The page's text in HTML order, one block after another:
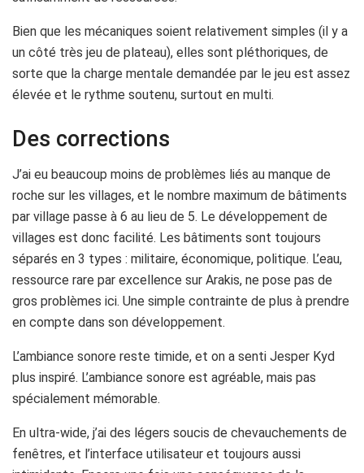
Bien que les mécaniques soient relativement simples (il y a
un côté très jeu de plateau), elles sont pléthoriques, de
sorte que la charge mentale demandée par le jeu est assez
élevée et le rythme soutenu, surtout en multi.
Des corrections
J’ai eu beaucoup moins de problèmes liés au manque de
roche sur les villages, et le nombre maximum de bâtiments
par village passe à 6 au lieu de 5. Le développement de
villages est donc facilité. Les bâtiments sont toujours
séparés en 3 types : militaire, économique, politique. L’eau,
ressource rare par excellence sur Arakis, ne pose pas de
gros problèmes ici. Une simple contrainte de plus à prendre
en compte dans son développement.
L’ambiance sonore reste timide, et on a senti Jesper Kyd
plus inspiré. L’ambiance sonore est agréable, mais pas
spécialement mémorable.
En ultra-wide, j’ai des légers soucis de chevauchements de
fenêtres, et l’interface utilisateur et toujours aussi